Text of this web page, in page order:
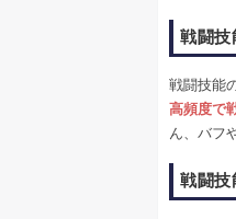
戦闘技
戦闘技能
高頻度で
ん、バフ
戦闘技